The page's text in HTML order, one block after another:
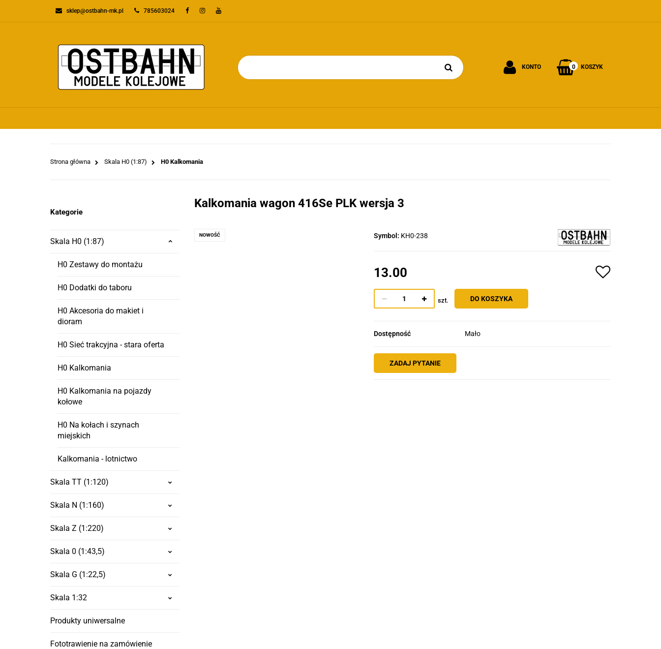
sklep@ostbahn-mk.pl 785603024
KONTO 0 KOSZYK
KATEGORIE PROMOCJE
Strona główna Skala H0 (1:87) H0 Kalkomania
Kategorie
Skala H0 (1:87)
H0 Zestawy do montażu
H0 Dodatki do taboru
H0 Akcesoria do makiet i
dioram
H0 Sieć trakcyjna - stara oferta
H0 Kalkomania
H0 Kalkomania na pojazdy
kołowe
H0 Na kołach i szynach
miejskich
Kalkomania - lotnictwo
Skala TT (1:120)
Skala N (1:160)
Skala Z (1:220)
Skala 0 (1:43,5)
Skala G (1:22,5)
Skala 1:32
Produkty uniwersalne
Fototrawienie na zamówienie
Kalkomania wagon 416Se PLK wersja 3
NOWOŚĆ Symbol: KH0-238
13.00
szt. DO KOSZYKA
Dostępność Mało
ZADAJ PYTANIE